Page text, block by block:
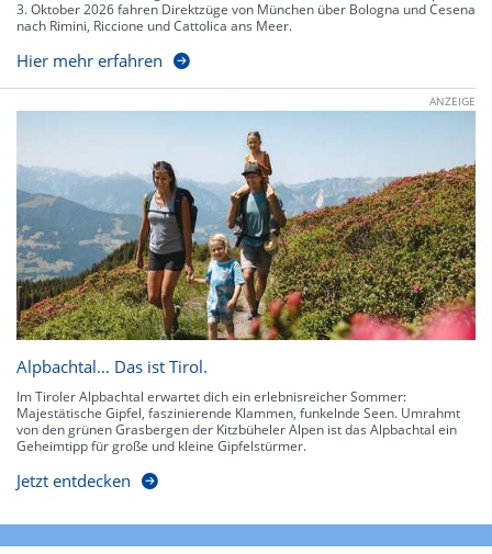
3. Oktober 2026 fahren Direktzüge von München über Bologna und Cesena
nach Rimini, Riccione und Cattolica ans Meer.
Hier mehr erfahren
ANZEIGE
Alpbachtal… Das ist Tirol.
Im Tiroler Alpbachtal erwartet dich ein erlebnisreicher Sommer:
Majestätische Gipfel, faszinierende Klammen, funkelnde Seen. Umrahmt
von den grünen Grasbergen der Kitzbüheler Alpen ist das Alpbachtal ein
Geheimtipp für große und kleine Gipfelstürmer.
Jetzt entdecken